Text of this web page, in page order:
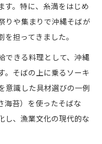
活に根差す理由
海人の伝統行事
域文化の豊かさ
館の新しい体験価値
える食文化の印象
ントと交流の場
す。特に、糸満をはじめ
りや集まりで沖縄そばが
担ってきました。
できる料理として、沖縄
。そばの上に乗るソーキ
意識した具材選びの一例
海苔）を使ったそばな
し、漁業文化の現代的な